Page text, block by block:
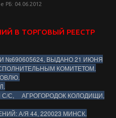
РБ: 04.06.2012
В ТОРГОВЫЙ РЕЕСТР
№690605624, ВЫДАНО 21 ИЮНЯ
КОМИТЕТОМ.
С, АГРОГОРОДОК КОЛОДИЩИ,
А/Я 44, 220023 МИНСК.